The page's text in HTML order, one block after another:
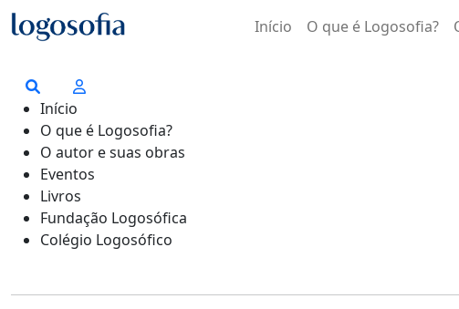
Início O que é Logosofia?
Início
O que é Logosofia?
O autor e suas obras
Eventos
Livros
Fundação Logosófica
Colégio Logosófico